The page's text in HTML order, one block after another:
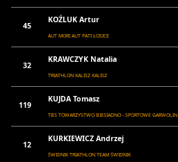
45
KOŹLUK Artur
AUT MORI AUT PATI ŁOSICE
32
KRAWCZYK Natalia
TRIATHLON KALISZ KALISZ
119
KUJDA Tomasz
TBS TOWARZYSTWO BIESIADNO - SPORTOWE GARWOLIN
12
KURKIEWICZ Andrzej
ŚWIDNIK TRIATHLON TEAM ŚWIDNIK